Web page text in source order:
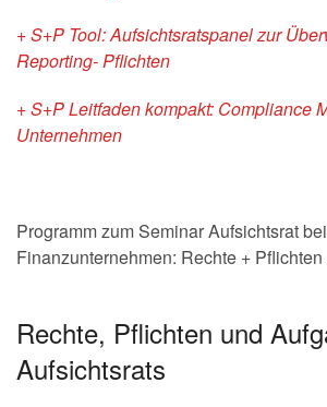
+ S+P Tool: Aufsichtsratspanel zur
Reporting- Pflichten
+ S+P Leitfaden kompakt: Compliance
Unternehmen
Programm zum Seminar Aufsichtsrat
Finanzunternehmen: Rechte +
Rechte, Pflichten und
Aufsichtsrats